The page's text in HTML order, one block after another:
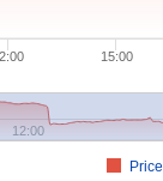
Price
15:00
12:00